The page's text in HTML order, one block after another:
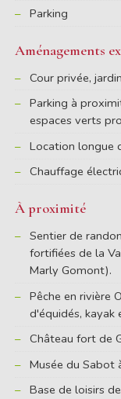
Parking
Aménagements
Cour privée,
Parking à
espaces verts
Location longue
Chauffage
À proximité
Sentier de
fortifiées de la
Marly Gomont).
Pêche en rivière
d'équidés, kayak
Château fort de
Musée du Sabot
Base de loisirs